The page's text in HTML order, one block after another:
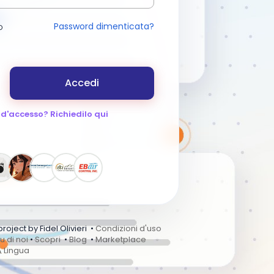
Password dimenticata?
Accedi
Richiedilo qui
by Fidel Olivieri •Condizioni d'uso
di noi•Scopri•Blog•Marketplace
Lingua